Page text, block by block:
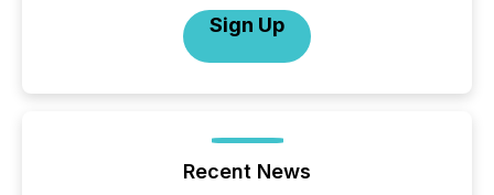
Sign Up
Recent News